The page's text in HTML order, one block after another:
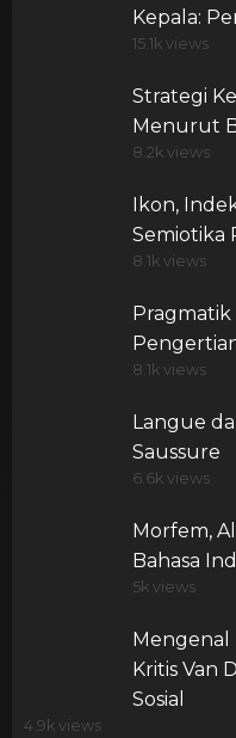
Kepala:
15.1k views
Strategi
Menurut
8.2k views
Ikon,
Semiotika
8.1k views
Pragmatik
8.1k views
Langue
Saussure
6.6k views
Morfem,
Bahasa
5k views
Mengenal
Kritis Van
Sosial
4.9k views